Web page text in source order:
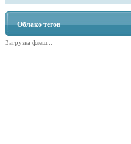
Облако тегов
Загрузка флеш...